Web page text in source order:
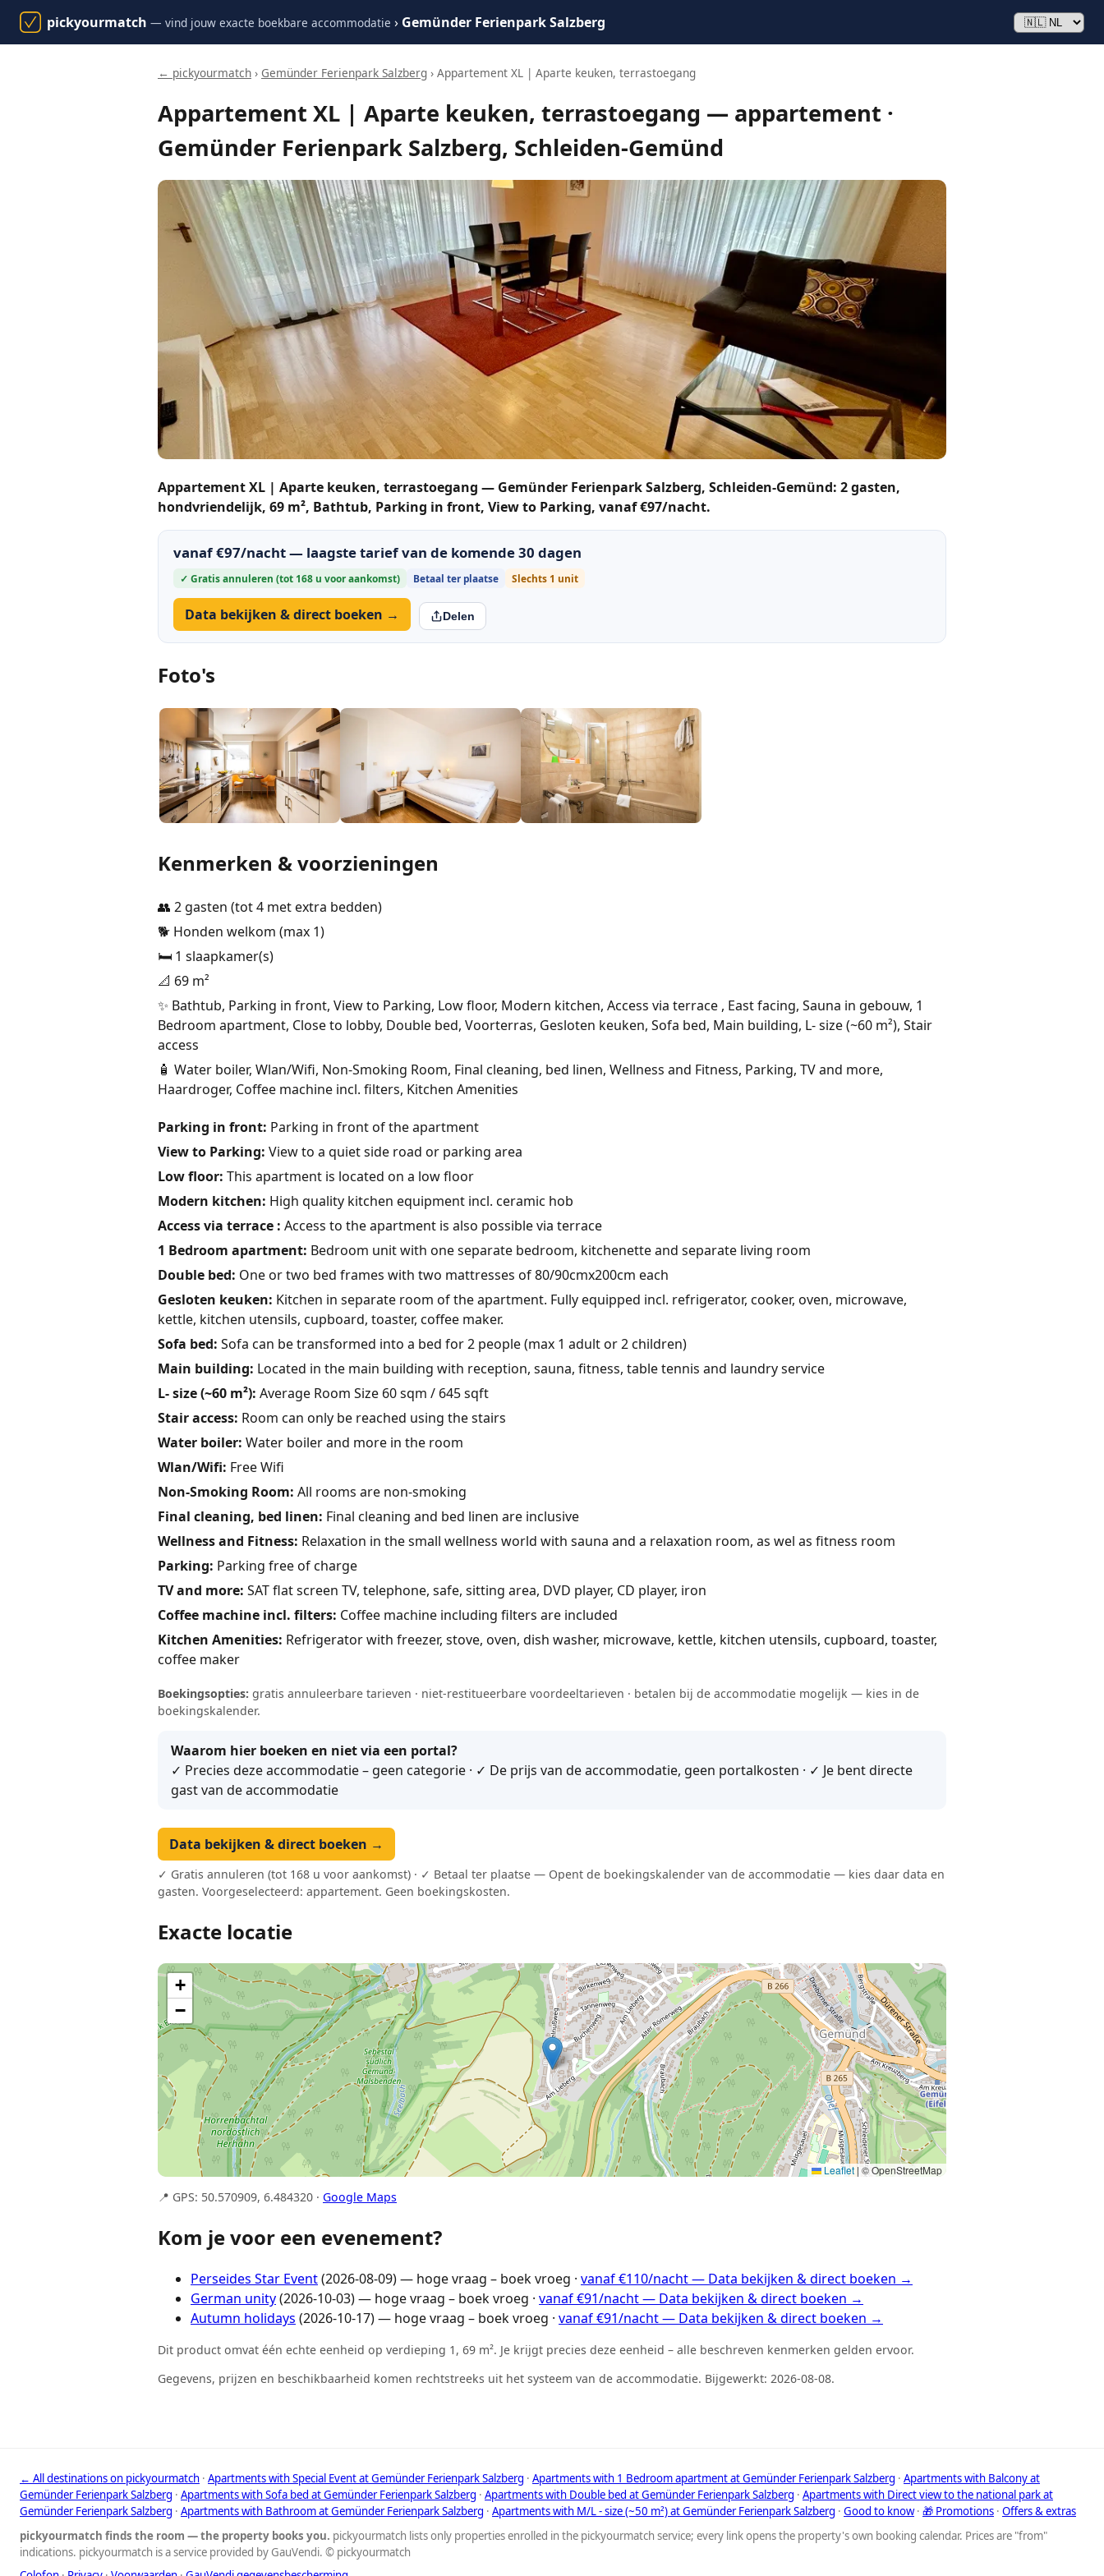
pickyourmatch — vind jouw exacte boekbare accommodatie › Gemünder Ferienpark Salzberg
← pickyourmatch › Gemünder Ferienpark Salzberg › Appartement XL | Aparte keuken, terrastoegang
Appartement XL | Aparte keuken, terrastoegang — appartement ·
Gemünder Ferienpark Salzberg, Schleiden-Gemünd
Appartement XL | Aparte keuken, terrastoegang — Gemünder Ferienpark Salzberg, Schleiden-Gemünd: 2 gasten,
hondvriendelijk, 69 m², Bathtub, Parking in front, View to Parking, vanaf €97/nacht.
vanaf €97/nacht — laagste tarief van de komende 30 dagen
✓ Gratis annuleren (tot 168 u voor aankomst) Betaal ter plaatse Slechts 1 unit
Data bekijken & direct boeken → Delen
Foto's
Kenmerken & voorzieningen
👥 2 gasten (tot 4 met extra bedden)
🐕 Honden welkom (max 1)
🛏️ 1 slaapkamer(s)
📐 69 m²
✨ Bathtub, Parking in front, View to Parking, Low floor, Modern kitchen, Access via terrace , East facing, Sauna in gebouw, 1
Bedroom apartment, Close to lobby, Double bed, Voorterras, Gesloten keuken, Sofa bed, Main building, L- size (~60 m²), Stair
access
🧴 Water boiler, Wlan/Wifi, Non-Smoking Room, Final cleaning, bed linen, Wellness and Fitness, Parking, TV and more,
Haardroger, Coffee machine incl. filters, Kitchen Amenities
Parking in front: Parking in front of the apartment
View to Parking: View to a quiet side road or parking area
Low floor: This apartment is located on a low floor
Modern kitchen: High quality kitchen equipment incl. ceramic hob
Access via terrace : Access to the apartment is also possible via terrace
1 Bedroom apartment: Bedroom unit with one separate bedroom, kitchenette and separate living room
Double bed: One or two bed frames with two mattresses of 80/90cmx200cm each
Gesloten keuken: Kitchen in separate room of the apartment. Fully equipped incl. refrigerator, cooker, oven, microwave,
kettle, kitchen utensils, cupboard, toaster, coffee maker.
Sofa bed: Sofa can be transformed into a bed for 2 people (max 1 adult or 2 children)
Main building: Located in the main building with reception, sauna, fitness, table tennis and laundry service
L- size (~60 m²): Average Room Size 60 sqm / 645 sqft
Stair access: Room can only be reached using the stairs
Water boiler: Water boiler and more in the room
Wlan/Wifi: Free Wifi
Non-Smoking Room: All rooms are non-smoking
Final cleaning, bed linen: Final cleaning and bed linen are inclusive
Wellness and Fitness: Relaxation in the small wellness world with sauna and a relaxation room, as wel as fitness room
Parking: Parking free of charge
TV and more: SAT flat screen TV, telephone, safe, sitting area, DVD player, CD player, iron
Coffee machine incl. filters: Coffee machine including filters are included
Kitchen Amenities: Refrigerator with freezer, stove, oven, dish washer, microwave, kettle, kitchen utensils, cupboard, toaster,
coffee maker
Boekingsopties: gratis annuleerbare tarieven · niet-restitueerbare voordeeltarieven · betalen bij de accommodatie mogelijk — kies in de
boekingskalender.
Waarom hier boeken en niet via een portal?
✓ Precies deze accommodatie – geen categorie · ✓ De prijs van de accommodatie, geen portalkosten · ✓ Je bent directe
gast van de accommodatie
Data bekijken & direct boeken →
✓ Gratis annuleren (tot 168 u voor aankomst) · ✓ Betaal ter plaatse — Opent de boekingskalender van de accommodatie — kies daar data en
gasten. Voorgeselecteerd: appartement. Geen boekingskosten.
Exacte locatie
+
−
Leaflet | © OpenStreetMap
📍 GPS: 50.570909, 6.484320 · Google Maps
Kom je voor een evenement?
Perseides Star Event(2026-08-09) — hoge vraag – boek vroeg · vanaf €110/nacht — Data bekijken & direct boeken →
German unity(2026-10-03) — hoge vraag – boek vroeg · vanaf €91/nacht — Data bekijken & direct boeken →
Autumn holidays (2026-10-17) — hoge vraag – boek vroeg · vanaf €91/nacht — Data bekijken & direct boeken →
Dit product omvat één echte eenheid op verdieping 1, 69 m². Je krijgt precies deze eenheid – alle beschreven kenmerken gelden ervoor.
Gegevens, prijzen en beschikbaarheid komen rechtstreeks uit het systeem van de accommodatie. Bijgewerkt: 2026-08-08.
← All destinations on pickyourmatch · Apartments with Special Event at Gemünder Ferienpark Salzberg · Apartments with 1 Bedroom apartment at Gemünder Ferienpark Salzberg · Apartments with Balcony at
Gemünder Ferienpark Salzberg · Apartments with Sofa bed at Gemünder Ferienpark Salzberg · Apartments with Double bed at Gemünder Ferienpark Salzberg · Apartments with Direct view to the national park at
Gemünder Ferienpark Salzberg · Apartments with Bathroom at Gemünder Ferienpark Salzberg · Apartments with M/L - size (~50 m²) at Gemünder Ferienpark Salzberg · Good to know· 🎁 Promotions · Offers & extras
pickyourmatch finds the room — the property books you. pickyourmatch lists only properties enrolled in the pickyourmatch service; every link opens the property's own booking calendar. Prices are "from"
indications. pickyourmatch is a service provided by GauVendi. © pickyourmatch